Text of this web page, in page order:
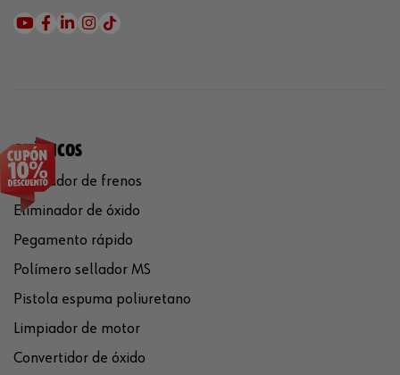
QUÍMICOS
Limpiador de frenos
Eliminador de óxido
Pegamento rápido
Polímero sellador MS
Pistola espuma poliuretano
Limpiador de motor
Convertidor de óxido